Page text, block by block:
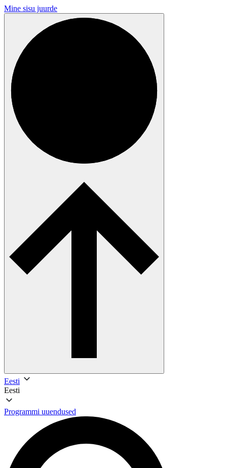
Mine sisu juurde
Eesti
Eesti
Programmi uuendused